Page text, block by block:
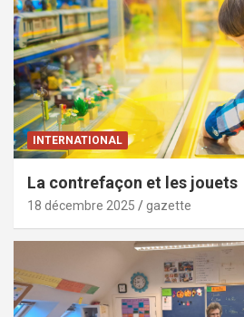
INTERNATIONAL
La contrefaçon et les jouets
18 décembre 2025 gazette